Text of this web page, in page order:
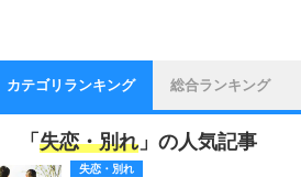
カテゴリランキング 総合ランキング
「 失恋・別れ 」の人気記事
失恋・別れ